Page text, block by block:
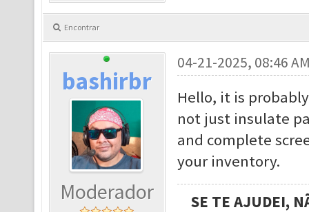
Encontrar
bashirbr
Moderador
04-21-2025, 08:46
Hello, it is
not just insulate
and complete
your inventory.
SE TE AJUDEI,